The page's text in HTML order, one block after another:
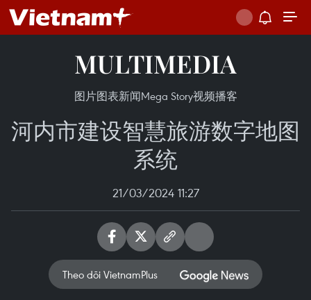
MULTIMEDIA
图片图表新闻Mega Story视频播客
河内市建设智慧旅游数字地图
系统
21/03/2024 11:27
Theo dõi VietnamPlus